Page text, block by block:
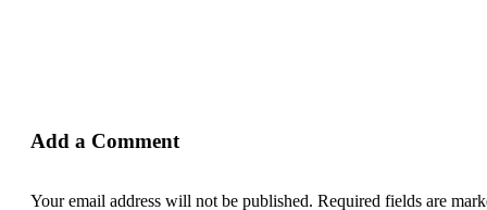
Add a Comment
Your email address will not be published. Required fields are